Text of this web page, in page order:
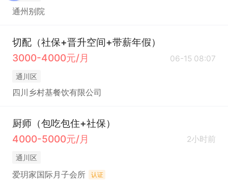
通州别院
切配（社保+晋升空间+带薪年假）
3000-4000元/月
06-15 08:07
通川区
四川乡村基餐饮有限公司
厨师（包吃包住+社保）
4000-5000元/月
2小时前
通川区
爱玥家国际月子会所 认证